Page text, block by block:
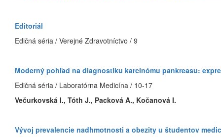
Editoriál
Edičná séria / Verejné Zdravotníctvo / 9
Moderný pohľad na diagnostiku karcinómu pankreasu:
Edičná séria / Laboratórna Medicína / 10-17
Večurkovská I., Tóth J., Packová A., Kočanová I.
Vývoj prevalencie nadhmotnosti a obezity u študentov